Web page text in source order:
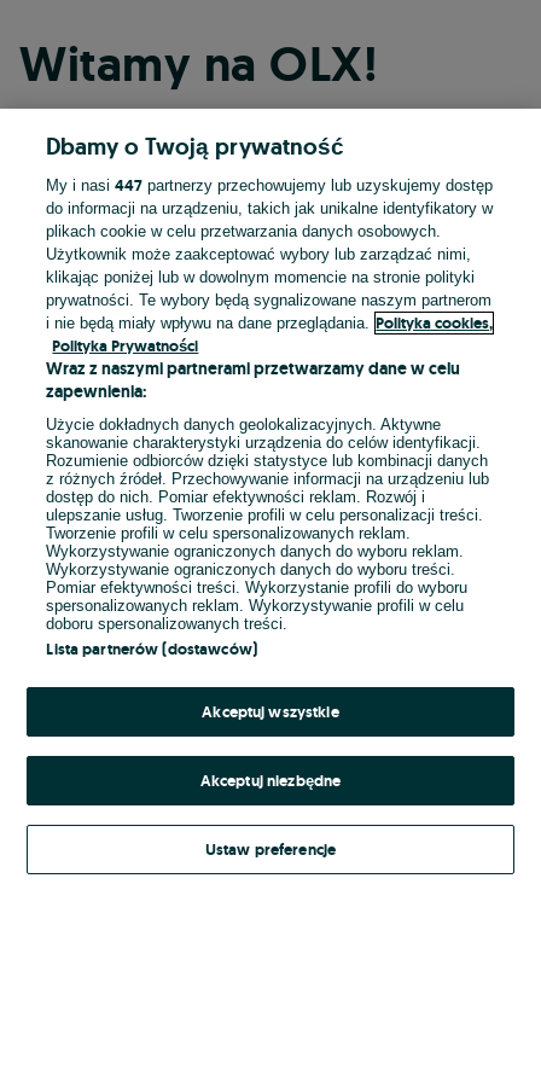
Witamy na OLX!
Kontynuuj przez Facebooka
Kontynuuj przez konto Apple
Kontynuuj przez konto Google
LUB
E-mail
Hasło
Kontynuując za pośrednictwem jednego z dostawców wskazanych powyżej,
Regulamin serwisu OLX.pl w jego aktualnym brzmieniu.
Dbamy o Twoją prywatność
My i nasi447 partnerzy przechowujemy lub uzyskujemy dostęp
do informacji na urządzeniu, takich jak unikalne identyfikatory w
plikach cookie w celu przetwarzania danych osobowych.
Użytkownik może zaakceptować wybory lub zarządzać nimi,
klikając poniżej lub w dowolnym momencie na stronie polityki
prywatności. Te wybory będą sygnalizowane naszym partnerom
i nie będą miały wpływu na dane przeglądania.
Polityka cookies,
Polityka Prywatności
Wraz z naszymi partnerami przetwarzamy dane w celu
zapewnienia:
Użycie dokładnych danych geolokalizacyjnych. Aktywne
skanowanie charakterystyki urządzenia do celów identyfikacji.
Rozumienie odbiorców dzięki statystyce lub kombinacji danych
z różnych źródeł. Przechowywanie informacji na urządzeniu lub
dostęp do nich. Pomiar efektywności reklam. Rozwój i
ulepszanie usług. Tworzenie profili w celu personalizacji treści.
Tworzenie profili w celu spersonalizowanych reklam.
Wykorzystywanie ograniczonych danych do wyboru reklam.
Wykorzystywanie ograniczonych danych do wyboru treści.
Pomiar efektywności treści. Wykorzystanie profili do wyboru
spersonalizowanych reklam. Wykorzystywanie profili w celu
doboru spersonalizowanych treści.
Lista partnerów (dostawców)
Akceptuj wszystkie
Akceptuj niezbędne
Ustaw preferencje